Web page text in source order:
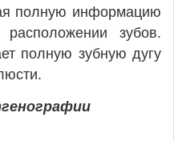
полную информацию
зубов.
полную зубную дугу